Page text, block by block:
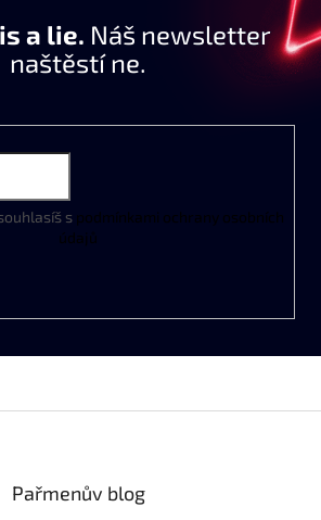
a lie. Náš newsletter
naštěstí ne.
s podmínkami ochrany osobních
údajů
Pařmenův blog